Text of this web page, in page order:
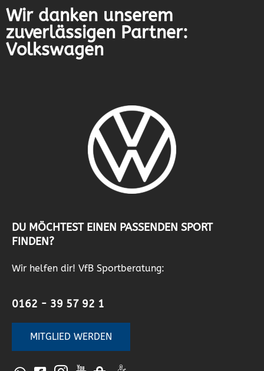
Wir danken unserem
zuverlässigen Partner:
Volkswagen
DU MÖCHTEST EINEN PASSENDEN SPORT
FINDEN?
Wir helfen dir! VfB Sportberatung:
0162 - 39 57 92 1
MITGLIED WERDEN